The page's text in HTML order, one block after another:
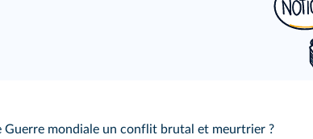
Guerre mondiale un conflit brutal et meurtrier ?